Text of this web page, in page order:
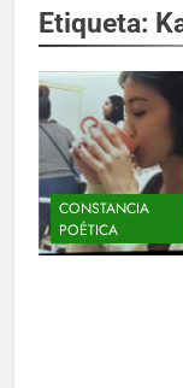
Etiqueta:
CONSTANCIA
POÉTICA